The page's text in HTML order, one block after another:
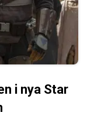
i nya Star